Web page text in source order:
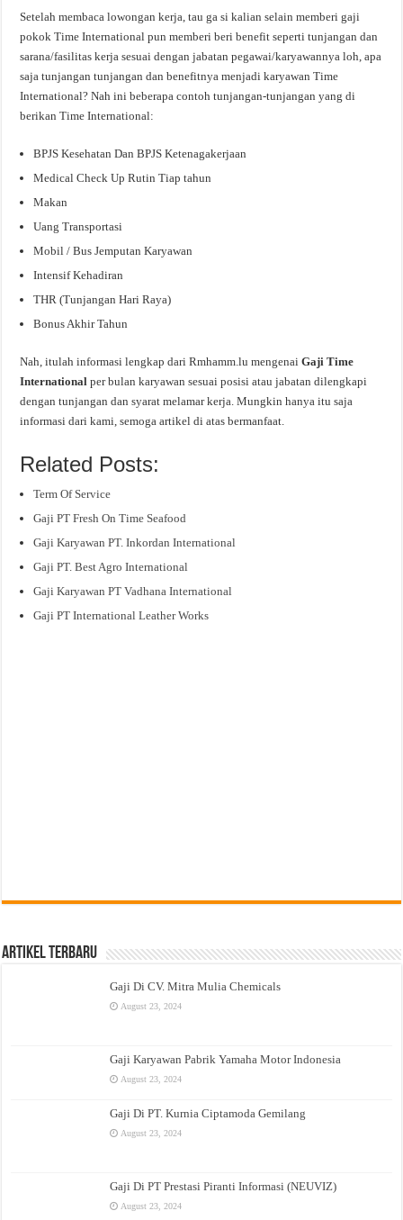
Setelah membaca lowongan kerja, tau ga si kalian selain memberi gaji
pokok Time International pun memberi beri benefit seperti tunjangan dan
sarana/fasilitas kerja sesuai dengan jabatan pegawai/karyawannya loh, apa
saja tunjangan tunjangan dan benefitnya menjadi karyawan Time
International? Nah ini beberapa contoh tunjangan-tunjangan yang di
berikan Time International:
BPJS Kesehatan Dan BPJS Ketenagakerjaan
Medical Check Up Rutin Tiap tahun
Makan
Uang Transportasi
Mobil / Bus Jemputan Karyawan
Intensif Kehadiran
THR (Tunjangan Hari Raya)
Bonus Akhir Tahun
Nah, itulah informasi lengkap dari Rmhamm.lu mengenaiGaji Time
Internationalper bulan karyawan sesuai posisi atau jabatan dilengkapi
dengan tunjangan dan syarat melamar kerja. Mungkin hanya itu saja
informasi dari kami, semoga artikel di atas bermanfaat.
Related Posts:
Term Of Service
Gaji PT Fresh On Time Seafood
Gaji Karyawan PT. Inkordan International
Gaji PT. Best Agro International
Gaji Karyawan PT Vadhana International
Gaji PT International Leather Works
Artikel Terbaru
Gaji Di CV. Mitra Mulia Chemicals
August 23, 2024
Gaji Karyawan Pabrik Yamaha Motor Indonesia
August 23, 2024
Gaji Di PT. Kurnia Ciptamoda Gemilang
August 23, 2024
Gaji Di PT Prestasi Piranti Informasi (NEUVIZ)
August 23, 2024